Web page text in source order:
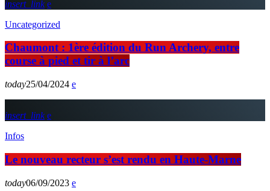
insert_link
Uncategorized
Chaumont : 1ère édition du Run Archery, entre
course à pied et tir à l’arc
today25/04/2024
insert_link
Infos
Le nouveau recteur s’est rendu en Haute-Marne
today06/09/2023